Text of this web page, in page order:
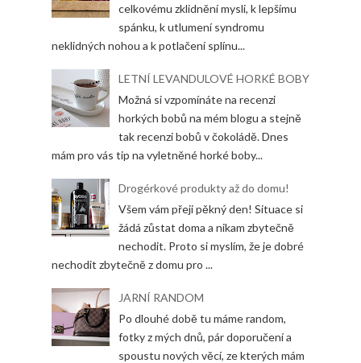
celkovému zklidnění mysli, k lepšímu
spánku, k utlumení syndromu
neklidných nohou a k potlačení splínu...
LETNÍ LEVANDULOVÉ HORKÉ BOBY
Možná si vzpomínáte na recenzi
horkých bobů na mém blogu a stejně
tak recenzi bobů v čokoládě. Dnes
mám pro vás tip na vyletněné horké boby...
Drogérkové produkty až do domu!
Všem vám přeji pěkný den! Situace si
žádá zůstat doma a nikam zbytečně
nechodit. Proto si myslím, že je dobré
nechodit zbytečně z domu pro ...
JARNÍ RANDOM
Po dlouhé době tu máme random,
fotky z mých dnů, pár doporučení a
spoustu nových věcí, ze kterých mám